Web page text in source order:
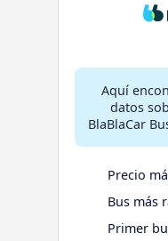
Aquí
datos
BlaBlaCar
Precio
Bus más
Primer